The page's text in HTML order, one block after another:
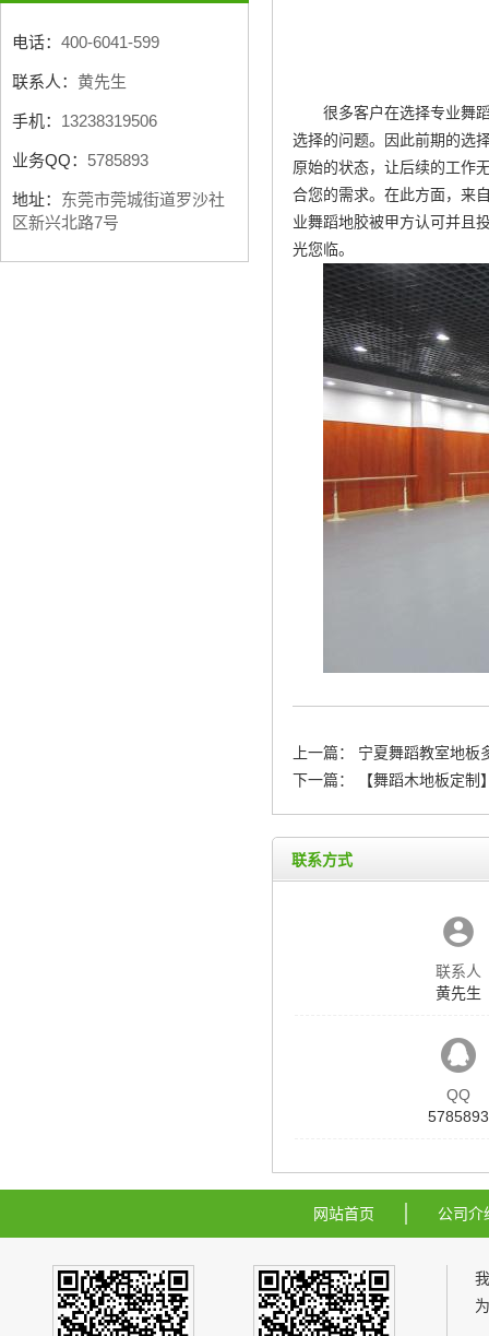
电话： 400-6041-599
联系人： 黄先生
手机： 13238319506
业务QQ： 5785893
地址： 东莞市莞城街道罗沙社
区新兴北路7号
很多客户在选择专业舞
选择的问题。因此前期的选
原始的状态，让后续的工作
合您的需求。在此方面，来
业舞蹈地胶被甲方认可并且
光您临。
上一篇：
宁夏舞蹈教室地板
下一篇：
【舞蹈木地板定
联系方式
联系人
黄先生
QQ
5785893
网站首页 公司介